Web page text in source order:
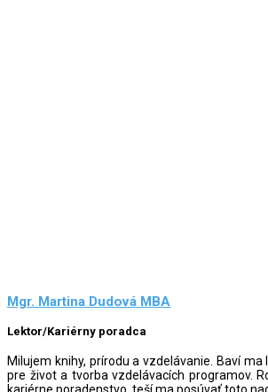
Mgr. Martina Dudová MBA
Lektor/Kariérny poradca
Milujem knihy, prírodu a vzdelávanie. Baví
pre život a tvorba vzdelávacích programov.
kariérne poradenstvo, teší ma posúvať toto